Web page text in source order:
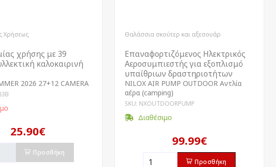
Χρήσεως
χρήσης με 39
καλοκαιρινή
2026 27+12 CAMERA
25.90€
Προσθήκη
Θαλάσσια σκούτερ και αξεσουάρ
Επαναφορτιζόμενος Ηλεκτρικός
Αεροσυμπιεστής για εξοπλισμό
υπαίθριων δραστηριοτήτων
NILOX AIR PUMP OUTDOOR Αντλία
αέρα (camping)
SKU: NXOUTDOORPUMP
Διαθέσιμο
99.99€
Προσθήκη